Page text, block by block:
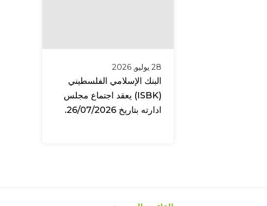
28 يوليو, 2026
البنك الإسلامي الفلسطيني
(ISBK) يعقد اجتماع مجلس
ادارته بتاريخ 26/07/2026.